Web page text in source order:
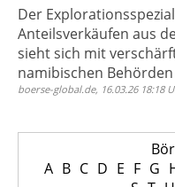
Der
Anteilsverkäufen aus
sieht sich mit
namibischen
boerse-global.de, 16.03.26 18:18
A B C D E F G